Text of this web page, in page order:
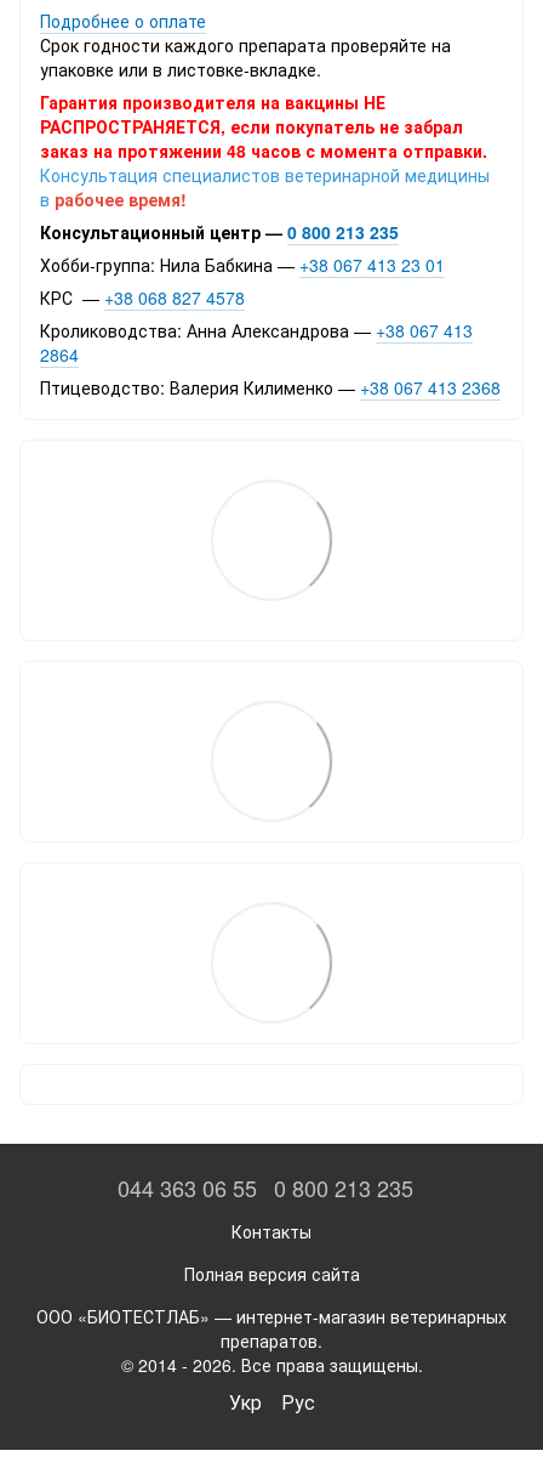
Подробнее о оплате
Срок годности каждого препарата проверяйте на
упаковке или в листовке-вкладке.
Гарантия производителя на вакцины НЕ
РАСПРОСТРАНЯЕТСЯ, если покупатель не забрал
заказ на протяжении 48 часов с момента отправки.
Консультация специалистов ветеринарной медицины
в рабочее время!
Консультационный центр — 0 800 213 235
Хобби-группа: Нила Бабкина — +38 067 413 23 01
КРС — +38 068 827 4578
Кролиководства: Анна Александрова — +38 067 413
2864
Птицеводство: Валерия Килименко — +38 067 413 2368
044 363 06 55 0 800 213 235
Контакты
Полная версия сайта
ООО «БИОТЕСТЛАБ» — интернет-магазин ветеринарных
препаратов.
© 2014 - 2026. Все права защищены.
Укр Рус